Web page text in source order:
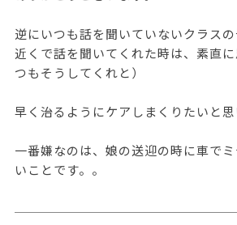
逆にいつも話を聞いていないクラス
近くで話を聞いてくれた時は、素直
つもそうしてくれと）
早く治るようにケアしまくりたいと思
一番嫌なのは、娘の送迎の時に車で
いことです。。